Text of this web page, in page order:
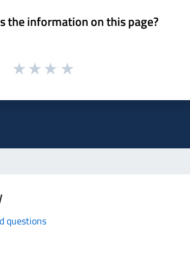
the information on this page?
questions